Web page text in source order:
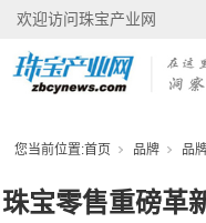
欢迎访问珠宝产业网
您当前位置:首页 品牌 品
珠宝零售重磅革